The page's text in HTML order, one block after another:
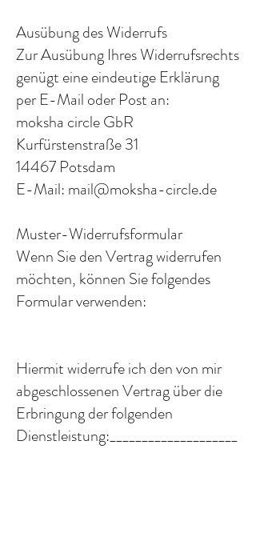
Ausübung des Widerrufs
Zur Ausübung Ihres Widerrufsrechts
genügt eine eindeutige Erklärung
per E-Mail oder Post an:
moksha circle GbR
Kurfürstenstraße 31
14467 Potsdam
E-Mail: mail@moksha-circle.de
Muster-Widerrufsformular
Wenn Sie den Vertrag widerrufen
möchten, können Sie folgendes
Formular verwenden:
Hiermit widerrufe ich den von mir
abgeschlossenen Vertrag über die
Erbringung der folgenden
Dienstleistung:____________________